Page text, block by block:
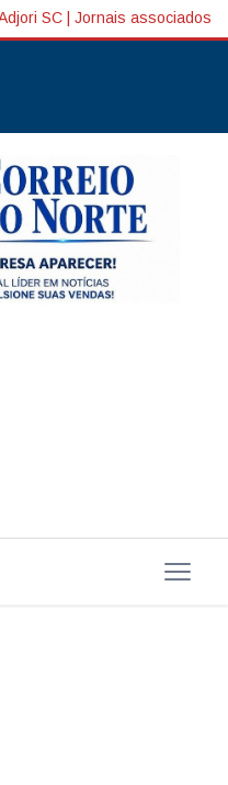
SC Jornais associados